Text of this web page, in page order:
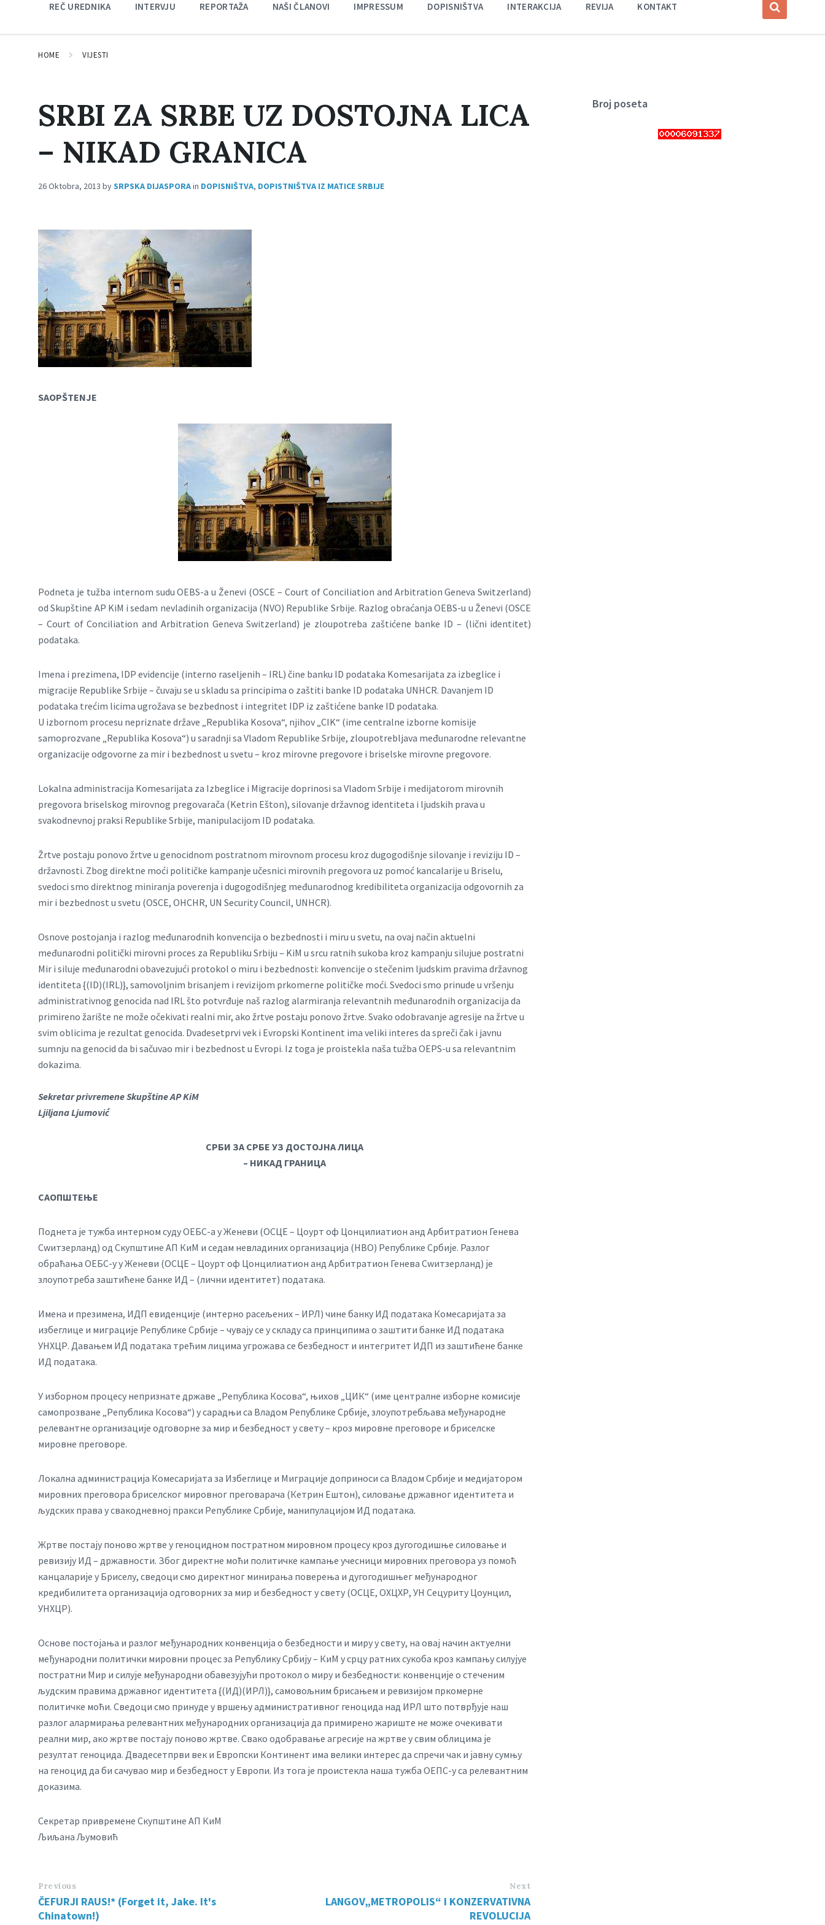
REČ UREDNIKA INTERVJU REPORTAŽA NAŠI ČLANOVI IMPRESSUM DOPISNIŠTVA INTERAKCIJA REVIJA KONTAKT
HOME VIJESTI
SRBI ZA SRBE UZ DOSTOJNA LICA
– NIKAD GRANICA
26 Oktobra, 2013 bySRPSKA DIJASPORAin DOPISNIŠTVA, DOPISTNIŠTVA IZ MATICE SRBIJE
SAOPŠTENJE
Podneta je tužba internom sudu OEBS-a u Ženevi (OSCE – Court of Conciliation and Arbitration Geneva Switzerland)
od Skupštine AP KiM i sedam nevladinih organizacija (NVO) Republike Srbije. Razlog obraćanja OEBS-u u Ženevi (OSCE
– Court of Conciliation and Arbitration Geneva Switzerland) je zloupotreba zaštićene banke ID – (lični identitet)
podataka.
Imena i prezimena, IDP evidencije (interno raseljenih – IRL) čine banku ID podataka Komesarijata za izbeglice i
migracije Republike Srbije – čuvaju se u skladu sa principima o zaštiti banke ID podataka UNHCR. Davanjem ID
podataka trećim licima ugrožava se bezbednost i integritet IDP iz zaštićene banke ID podataka.
U izbornom procesu nepriznate države „Republika Kosova“, njihov „CIK“ (ime centralne izborne komisije
samoprozvane „Republika Kosova“) u saradnji sa Vladom Republike Srbije, zloupotrebljava međunarodne relevantne
organizacije odgovorne za mir i bezbednost u svetu – kroz mirovne pregovore i briselske mirovne pregovore.
Lokalna administracija Komesarijata za Izbeglice i Migracije doprinosi sa Vladom Srbije i medijatorom mirovnih
pregovora briselskog mirovnog pregovarača (Ketrin Ešton), silovanje državnog identiteta i ljudskih prava u
svakodnevnoj praksi Republike Srbije, manipulacijom ID podataka.
Žrtve postaju ponovo žrtve u genocidnom postratnom mirovnom procesu kroz dugogodišnje silovanje i reviziju ID –
državnosti. Zbog direktne moći političke kampanje učesnici mirovnih pregovora uz pomoć kancalarije u Briselu,
svedoci smo direktnog miniranja poverenja i dugogodišnjeg međunarodnog kredibiliteta organizacija odgovornih za
mir i bezbednost u svetu (OSCE, OHCHR, UN Security Council, UNHCR).
Osnove postojanja i razlog međunarodnih konvencija o bezbednosti i miru u svetu, na ovaj način aktuelni
međunarodni politički mirovni proces za Republiku Srbiju – KiM u srcu ratnih sukoba kroz kampanju silujue postratni
Mir i siluje međunarodni obavezujući protokol o miru i bezbednosti: konvencije o stečenim ljudskim pravima državnog
identiteta {(ID)(IRL)}, samovoljnim brisanjem i revizijom prkomerne političke moći. Svedoci smo prinude u vršenju
administrativnog genocida nad IRL što potvrđuje naš razlog alarmiranja relevantnih međunarodnih organizacija da
primireno žarište ne može očekivati realni mir, ako žrtve postaju ponovo žrtve. Svako odobravanje agresije na žrtve u
svim oblicima je rezultat genocida. Dvadesetprvi vek i Evropski Kontinent ima veliki interes da spreči čak i javnu
sumnju na genocid da bi sačuvao mir i bezbednost u Evropi. Iz toga je proistekla naša tužba OEPS-u sa relevantnim
dokazima.
Sekretar privremene Skupštine AP KiM
Ljiljana Ljumović
СРБИ ЗА СРБЕ УЗ ДОСТОЈНА ЛИЦА
– НИКАД ГРАНИЦА
САОПШТЕЊЕ
Поднета је тужба интерном суду ОЕБС-а у Женеви (ОСЦЕ – Цоурт оф Цонцилиатион анд Арбитратион Генева
Сwитзерланд) од Скупштине АП КиМ и седам невладиних организација (НВО) Републике Србије. Разлог
обраћања ОЕБС-у у Женеви (ОСЦЕ – Цоурт оф Цонцилиатион анд Арбитратион Генева Сwитзерланд) је
злоупотреба заштићене банке ИД – (лични идентитет) података.
Имена и презимена, ИДП евиденције (интерно расељених – ИРЛ) чине банку ИД података Комесаријата за
избеглице и миграције Републике Србије – чувају се у складу са принципима о заштити банке ИД података
УНХЦР. Давањем ИД података трећим лицима угрожава се безбедност и интегритет ИДП из заштићене банке
ИД података.
У изборном процесу непризнате државе „Република Косова“, њихов „ЦИК“ (име централне изборне комисије
самопрозване „Република Косова“) у сарадњи са Владом Републике Србије, злоупотребљава међународне
релевантне организације одговорне за мир и безбедност у свету – кроз мировне преговоре и бриселске
мировне преговоре.
Локална администрација Комесаријата за Избеглице и Миграције доприноси са Владом Србије и медијатором
мировних преговора бриселског мировног преговарача (Кетрин Ештон), силовање државног идентитета и
људских права у свакодневној пракси Републике Србије, манипулацијом ИД података.
Жртве постају поново жртве у геноцидном постратном мировном процесу кроз дугогодишње силовање и
ревизију ИД – државности. Због директне моћи политичке кампање учесници мировних преговора уз помоћ
канцаларије у Бриселу, сведоци смо директног минирања поверења и дугогодишњег међународног
кредибилитета организација одговорних за мир и безбедност у свету (ОСЦЕ, ОХЦХР, УН Сецуритy Цоунцил,
УНХЦР).
Основе постојања и разлог међународних конвенција о безбедности и миру у свету, на овај начин актуелни
међународни политички мировни процес за Републику Србију – КиМ у срцу ратних сукоба кроз кампању силујуе
постратни Мир и силује међународни обавезујући протокол о миру и безбедности: конвенције о стеченим
људским правима државног идентитета {(ИД)(ИРЛ)}, самовољним брисањем и ревизијом пркомерне
политичке моћи. Сведоци смо принуде у вршењу административног геноцида над ИРЛ што потврђује наш
разлог алармирања релевантних међународних организација да примирено жариште не може очекивати
реални мир, ако жртве постају поново жртве. Свако одобравање агресије на жртве у свим облицима је
резултат геноцида. Двадесетпрви век и Европски Континент има велики интерес да спречи чак и јавну сумњу
на геноцид да би сачувао мир и безбедност у Европи. Из тога је проистекла наша тужба ОЕПС-у са релевантним
доказима.
Секретар привремене Скупштине АП КиМ
Љиљана Љумовић
Previous
ČEFURJI RAUS!* (Forget it, Jake. It's
Chinatown!)
Next
LANGOV„METROPOLIS“ I KONZERVATIVNA
REVOLUCIJA
Broj poseta